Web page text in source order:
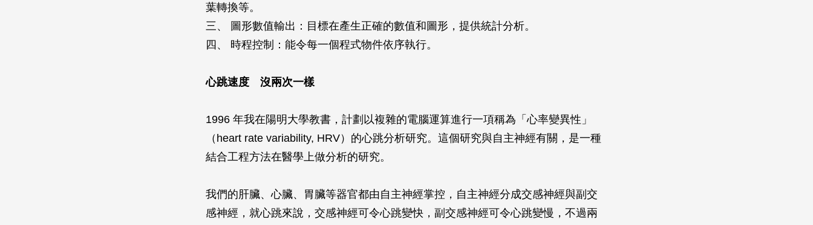
葉轉換等。
三、 圖形數值輸出：目標在產生正確的數值和圖形，提供統計分析。
四、 時程控制：能令每一個程式物件依序執行。
心跳速度 沒兩次一樣
1996 年我在陽明大學教書，計劃以複雜的電腦運算進行一項稱為「心率變異性」
（heart rate variability, HRV）的心跳分析研究。這個研究與自主神經有關，是一種
結合工程方法在醫學上做分析的研究。
我們的肝臟、心臟、胃臟等器官都由自主神經掌控，自主神經分成交感神經與副交
感神經，就心跳來說，交感神經可令心跳變快，副交感神經可令心跳變慢，不過兩